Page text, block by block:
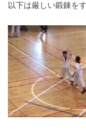
以下は厳しい鍛錬を